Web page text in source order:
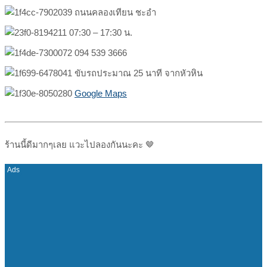
ถนนคลองเทียน ชะอำ
07:30 – 17:30 น.
094 539 3666
ขับรถประมาณ 25 นาที จากหัวหิน
Google Maps
ร้านนี้ดีมากๆเลย แวะไปลองกันนะคะ 🤎